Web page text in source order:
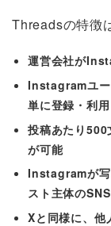
Threadsの特徴
運営会社が
Instagramユ
単に登録・利
投稿あたり500
が可能
Instagramが写
スト主体のSNS
Xと同様に、他